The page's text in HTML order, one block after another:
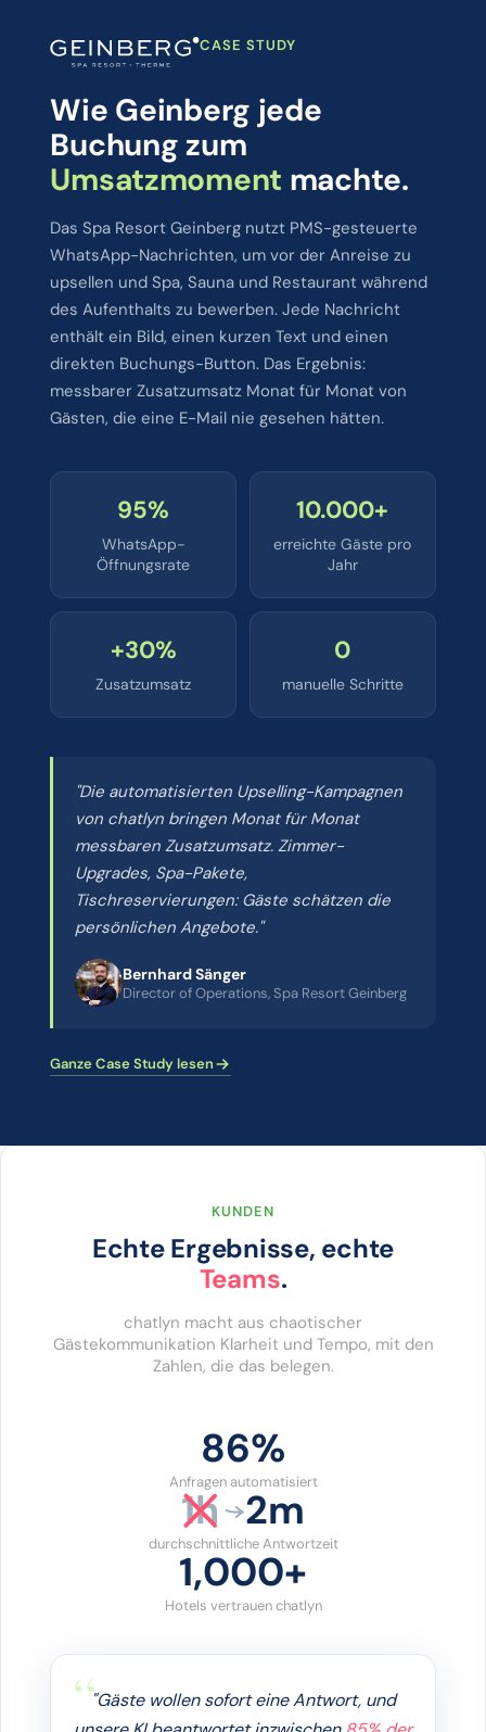
CASE STUDY
Wie Geinberg jede
Buchung zum
Umsatzmoment machte.
Das Spa Resort Geinberg nutzt PMS-gesteuerte
WhatsApp-Nachrichten, um vor der Anreise zu
upsellen und Spa, Sauna und Restaurant während
des Aufenthalts zu bewerben. Jede Nachricht
enthält ein Bild, einen kurzen Text und einen
direkten Buchungs-Button. Das Ergebnis:
messbarer Zusatzumsatz Monat für Monat von
Gästen, die eine E-Mail nie gesehen hätten.
95%
WhatsApp-
Öffnungsrate
10.000+
erreichte Gäste pro
Jahr
+30%
Zusatzumsatz
0
manuelle Schritte
"Die automatisierten Upselling-Kampagnen
von chatlyn bringen Monat für Monat
messbaren Zusatzumsatz. Zimmer-
Upgrades, Spa-Pakete,
Tischreservierungen: Gäste schätzen die
persönlichen Angebote."
Bernhard Sänger
Director of Operations, Spa Resort Geinberg
Ganze Case Study lesen
KUNDEN
Echte Ergebnisse, echte
Teams.
chatlyn macht aus chaotischer
Gästekommunikation Klarheit und Tempo, mit den
Zahlen, die das belegen.
86%
Anfragen automatisiert
1h 2m
durchschnittliche Antwortzeit
1,000+
Hotels vertrauen chatlyn
"Gäste wollen sofort eine Antwort, und